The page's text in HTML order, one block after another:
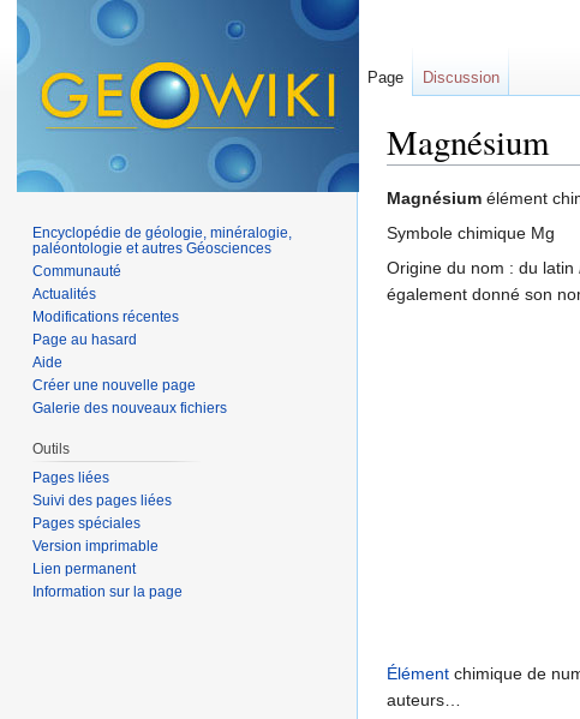
Magnésium
Magnésium élément
Symbole chimique Mg
Origine du nom : du latin
également donné son
Élément chimique de
auteurs…
Page Discussion
Encyclopédie de géologie, minéralogie,
paléontologie et autres Géosciences
Communauté
Actualités
Modifications récentes
Page au hasard
Aide
Créer une nouvelle page
Galerie des nouveaux fichiers
Outils
Pages liées
Suivi des pages liées
Pages spéciales
Version imprimable
Lien permanent
Information sur la page